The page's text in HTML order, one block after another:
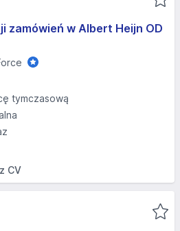
zamówień w Albert Heijn OD
tymczasową
CV